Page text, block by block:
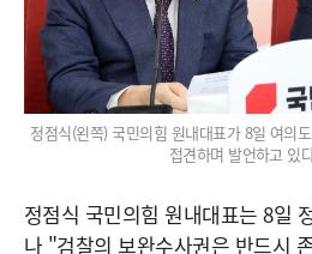
정점식(왼쪽) 국민의힘 원내대표가 8일 여의
접견하며 발언하고 있
정점식 국민의힘 원내대표는 8일
나 "검찰의 보완수사권은 반드시